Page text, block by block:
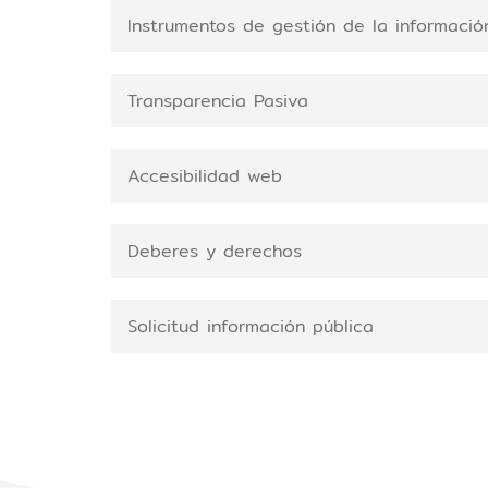
Instrumentos de gestión de la
Transparencia Pasiva
Accesibilidad web
Deberes y derechos
Solicitud información pública